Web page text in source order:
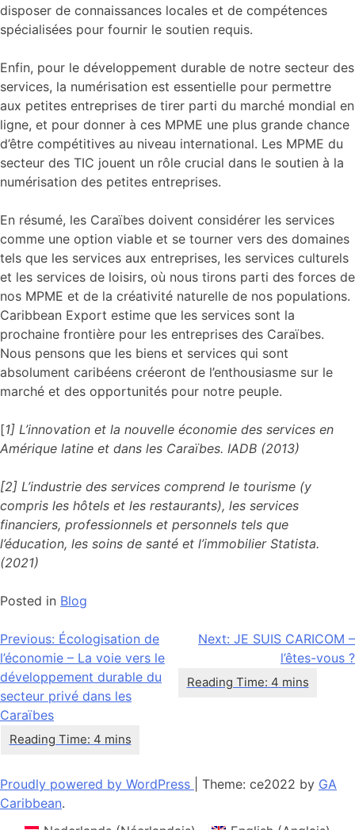
disposer de connaissances locales et de compétences
spécialisées pour fournir le soutien requis.
Enfin, pour le développement durable de notre secteur des
services, la numérisation est essentielle pour permettre
aux petites entreprises de tirer parti du marché mondial en
ligne, et pour donner à ces MPME une plus grande chance
d’être compétitives au niveau international. Les MPME du
secteur des TIC jouent un rôle crucial dans le soutien à la
numérisation des petites entreprises.
En résumé, les Caraïbes doivent considérer les services
comme une option viable et se tourner vers des domaines
tels que les services aux entreprises, les services culturels
et les services de loisirs, où nous tirons parti des forces de
nos MPME et de la créativité naturelle de nos populations.
Caribbean Export estime que les services sont la
prochaine frontière pour les entreprises des Caraïbes.
Nous pensons que les biens et services qui sont
absolument caribéens créeront de l’enthousiasme sur le
marché et des opportunités pour notre peuple.
[1] L’innovation et la nouvelle économie des services en
Amérique latine et dans les Caraïbes. IADB (2013)
[2] L’industrie des services comprend le tourisme (y
compris les hôtels et les restaurants), les services
financiers, professionnels et personnels tels que
l’éducation, les soins de santé et l’immobilier Statista.
(2021)
Posted in Blog
Navigation
de
l’article
Previous: Écologisation de
l’économie – La voie vers le
développement durable du
secteur privé dans les
Caraïbes
Next: JE SUIS CARICOM –
l’êtes-vous ?
Proudly powered by WordPress Theme: ce2022 by GA
Caribbean.